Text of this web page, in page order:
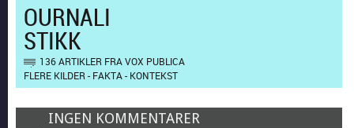
OURNALI
STIKK
136 ARTIKLER FRA VOX PUBLICA
FLERE KILDER - FAKTA - KONTEKST
INGEN KOMMENTARER